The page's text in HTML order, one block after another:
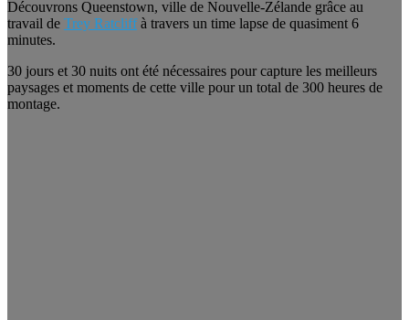
Découvrons Queenstown, ville de Nouvelle-Zélande grâce au
travail de Trey Ratcliffà travers un time lapse de quasiment 6
minutes.
30 jours et 30 nuits ont été nécessaires pour capture les meilleurs
paysages et moments de cette ville pour un total de 300 heures de
montage.